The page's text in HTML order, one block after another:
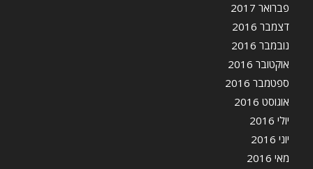
פברואר 2017
דצמבר 2016
נובמבר 2016
אוקטובר 2016
ספטמבר 2016
אוגוסט 2016
יולי 2016
יוני 2016
מאי 2016